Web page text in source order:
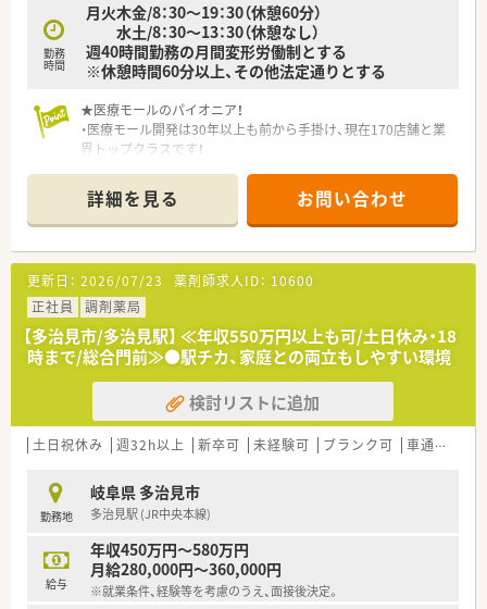
勤務
時間
月火木金/8：30～19：30（休憩60分）
水土/8：30～13：30（休憩なし）
週40時間勤務の月間変形労働制とする
※休憩時間60分以上、その他法定通りとする
★医療モールのパイオニア！
・医療モール開発は30年以上も前から手掛け、現在170店舗と業
界トップクラスです！
を実現します。
・医師と連携して開局をしているため、関係性が良好で疑義照会
などもスムーズです。
・合同勉強会を開催するなど、二人三脚で患者さまの治療に向き
合っています。
・こどもクリニック＆こども薬局などの職場体験や地域活動も積
極的に行っています。
★大手ならではの多彩なキャリアパス！
・社内公募制度や年に1回の自己申告制度があるので、キャリア
アップに挑戦できます。
・店舗での業務経験を活かし、マネージャーや支店長、採用・教育
などの人事業務、
医療モール開発といった新規開発に携わるなど、活躍できる場
・薬剤師のスペシャリストとして、在宅医療や漢方といった専門
分野を極める道もあります。
・独立支援制度もありますので、5年目以上になると、独立という
新たな道も開けます。
★働きやすさは抜群です！
・ノルマなども無くノビノビと成長する環境を意識しているた
詳細を見る お問い合わせ
更新日： 2026/07/23 薬剤師求人ID： 10600
正社員
調剤薬局
【多治見市/多治見駅】 ≪年収550万円以上も可/土日休み・18
時まで/総合門前≫●駅チカ、家庭との両立もしやすい環境
検討リストに追加
土日祝休み 週32h以上 新卒可 未経験可 ブランク可 車通勤可
勤務地
岐阜県 多治見市
多治見駅 (JR中央本線)
給与
年収450万円～580万円
月給280,000円～360,000円
※就業条件、経験等を考慮のうえ、面接後決定。